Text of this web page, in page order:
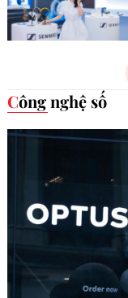
Công nghệ số